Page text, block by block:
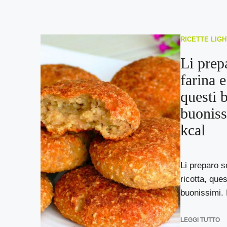
RICETTE
Li
farina
questi
kcal
Li preparo
ricotta,
buonissimi.
LEGGI TUTTO